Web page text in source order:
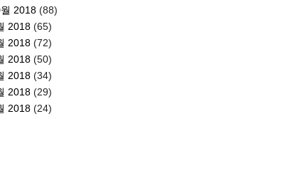
2018 (88)
2018 (65)
2018 (72)
2018 (50)
2018 (34)
2018 (29)
2018 (24)